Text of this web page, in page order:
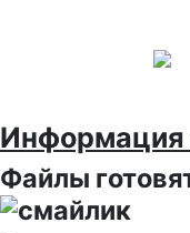
Информация
Файлы